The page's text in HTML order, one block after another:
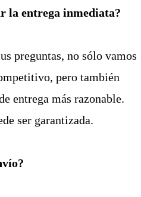
la entrega inmediata?
preguntas, no sólo vamos
pero también
entrega más razonable.
ser garantizada.